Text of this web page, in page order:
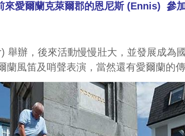
來愛爾蘭克萊爾郡的恩尼斯 (Ennis) 參
辦，後來活動慢慢壯大，並發展成為
風笛及哨聲表演，當然還有愛爾蘭的傳